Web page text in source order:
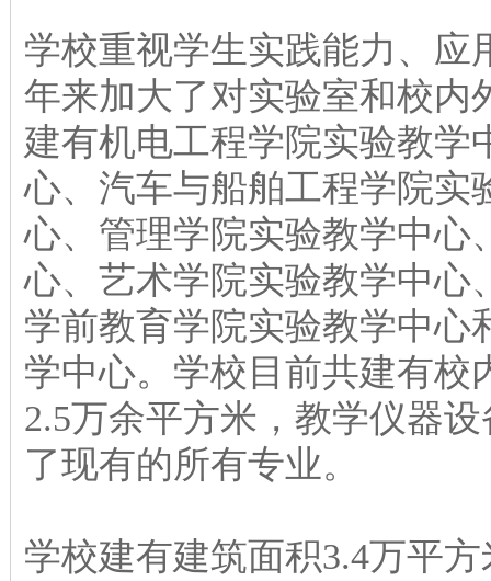
学校重视学生实践能力、应
年来加大了对实验室和校内
建有机电工程学院实验教学
心、汽车与船舶工程学院实
心、管理学院实验教学中心
心、艺术学院实验教学中心
学前教育学院实验教学中心
学中心。学校目前共建有校
2.5万余平方米，教学仪器
了现有的所有专业。
学校建有建筑面积3.4万平